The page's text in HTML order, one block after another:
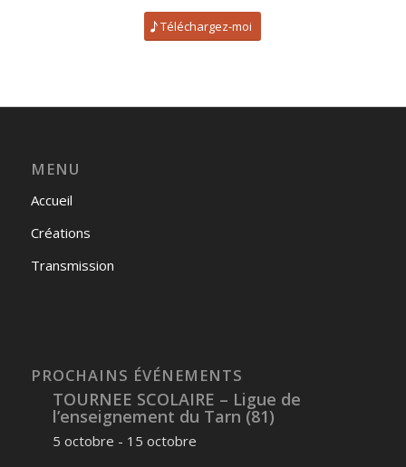
Téléchargez-moi
MENU
Accueil
Créations
Transmission
PROCHAINS ÉVÉNEMENTS
TOURNEE SCOLAIRE – Ligue de
l’enseignement du Tarn (81)
5 octobre - 15 octobre